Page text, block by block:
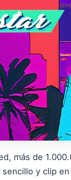
más de
y clip